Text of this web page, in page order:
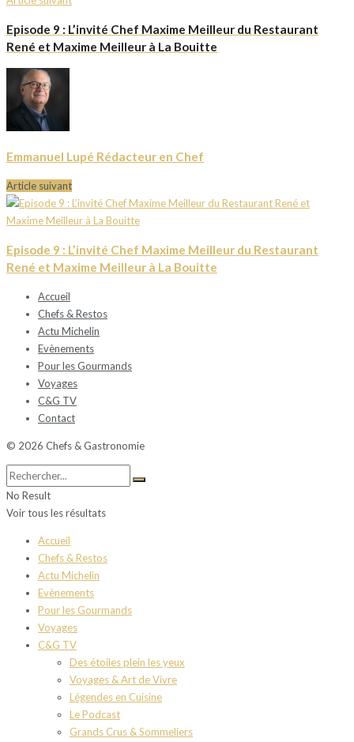
Episode 9 : L’invité Chef Maxime Meilleur du Restaurant
René et Maxime Meilleur à La Bouitte
Emmanuel Lupé Rédacteur en Chef
Article suivant
Episode 9 : L’invité Chef Maxime Meilleur du Restaurant
René et Maxime Meilleur à La Bouitte
Accueil
Chefs & Restos
Actu Michelin
Evènements
Pour les Gourmands
Voyages
C&G TV
Contact
© 2026 Chefs & Gastronomie
No Result
Voir tous les résultats
Accueil
Chefs & Restos
Actu Michelin
Evènements
Pour les Gourmands
Voyages
C&G TV
Des étoiles plein les yeux
Voyages & Art de Vivre
Légendes en Cuisine
Le Podcast
Grands Crus & Sommeliers